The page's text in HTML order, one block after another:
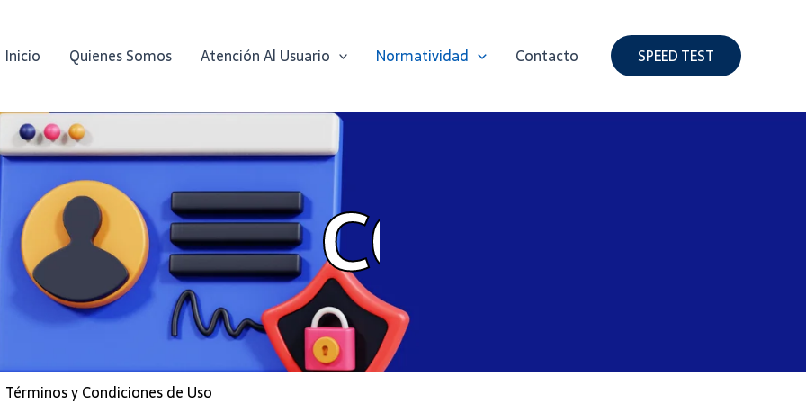
Inicio Quienes Somos Atención Al Usuario Normatividad Contacto SPEED TEST
INOSYCO
Términos y Condiciones de Uso